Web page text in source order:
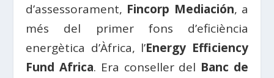
d’assessorament, Fincorp Mediación, a
més del primer fons d’eficiència
energètica d’Àfrica, l’Energy Efficiency
Fund Africa. Era conseller del Banc de